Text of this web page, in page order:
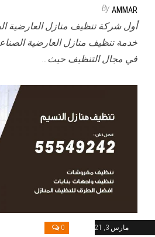
By AMMAR
أول شركة تنظيف منازل العارضية
خدمة تنظيف منازل العارضية
في مجال التنظيف حيث…
مارس 3, 2021 0